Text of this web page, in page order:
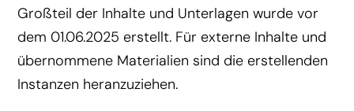
Großteil der Inhalte und Unterlagen wurde vor
dem 01.06.2025 erstellt. Für externe Inhalte und
übernommene Materialien sind die erstellenden
Instanzen heranzuziehen.